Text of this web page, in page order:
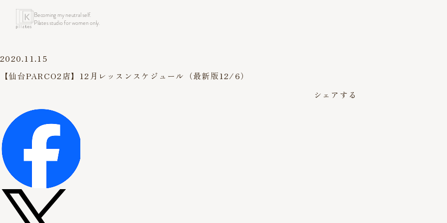
Becoming my neutral self.
Pilates studio for women only.
2020.11.15
【仙台PARCO2店】12月レッスンスケジュール（最新版12/6）
シェアする